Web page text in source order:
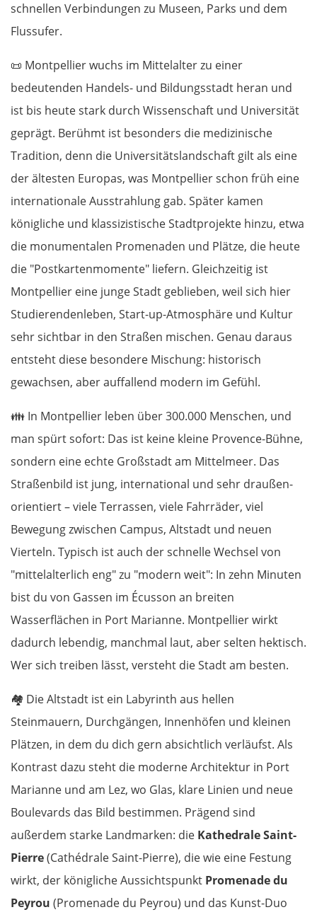
schnellen Verbindungen zu Museen, Parks und dem
Flussufer.
📜 Montpellier wuchs im Mittelalter zu einer
bedeutenden Handels- und Bildungsstadt heran und
ist bis heute stark durch Wissenschaft und Universität
geprägt. Berühmt ist besonders die medizinische
Tradition, denn die Universitätslandschaft gilt als eine
der ältesten Europas, was Montpellier schon früh eine
internationale Ausstrahlung gab. Später kamen
königliche und klassizistische Stadtprojekte hinzu, etwa
die monumentalen Promenaden und Plätze, die heute
die "Postkartenmomente" liefern. Gleichzeitig ist
Montpellier eine junge Stadt geblieben, weil sich hier
Studierendenleben, Start-up-Atmosphäre und Kultur
sehr sichtbar in den Straßen mischen. Genau daraus
entsteht diese besondere Mischung: historisch
gewachsen, aber auffallend modern im Gefühl.
👪 In Montpellier leben über 300.000 Menschen, und
man spürt sofort: Das ist keine kleine Provence-Bühne,
sondern eine echte Großstadt am Mittelmeer. Das
Straßenbild ist jung, international und sehr draußen-
orientiert – viele Terrassen, viele Fahrräder, viel
Bewegung zwischen Campus, Altstadt und neuen
Vierteln. Typisch ist auch der schnelle Wechsel von
"mittelalterlich eng" zu "modern weit": In zehn Minuten
bist du von Gassen im Écusson an breiten
Wasserflächen in Port Marianne. Montpellier wirkt
dadurch lebendig, manchmal laut, aber selten hektisch.
Wer sich treiben lässt, versteht die Stadt am besten.
🏘️ Die Altstadt ist ein Labyrinth aus hellen
Steinmauern, Durchgängen, Innenhöfen und kleinen
Plätzen, in dem du dich gern absichtlich verläufst. Als
Kontrast dazu steht die moderne Architektur in Port
Marianne und am Lez, wo Glas, klare Linien und neue
Boulevards das Bild bestimmen. Prägend sind
außerdem starke Landmarken: die Kathedrale Saint-
Pierre(Cathédrale Saint-Pierre), die wie eine Festung
wirkt, der königliche Aussichtspunkt Promenade du
Peyrou (Promenade du Peyrou) und das Kunst-Duo